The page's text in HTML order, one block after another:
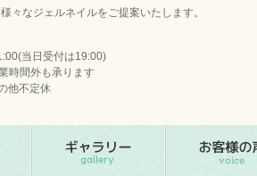
々なジェルネイルをご提案いたします。
当日受付は19:00)
時間外も承ります
他不定休